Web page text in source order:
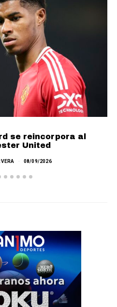
se reincorpora al
United
08/09/2026